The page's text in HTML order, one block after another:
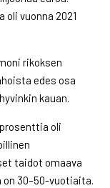
vuonna 2021
rikoksen
edes osa
kauan.
oli
taidot omaava
30–50-vuotiaita.